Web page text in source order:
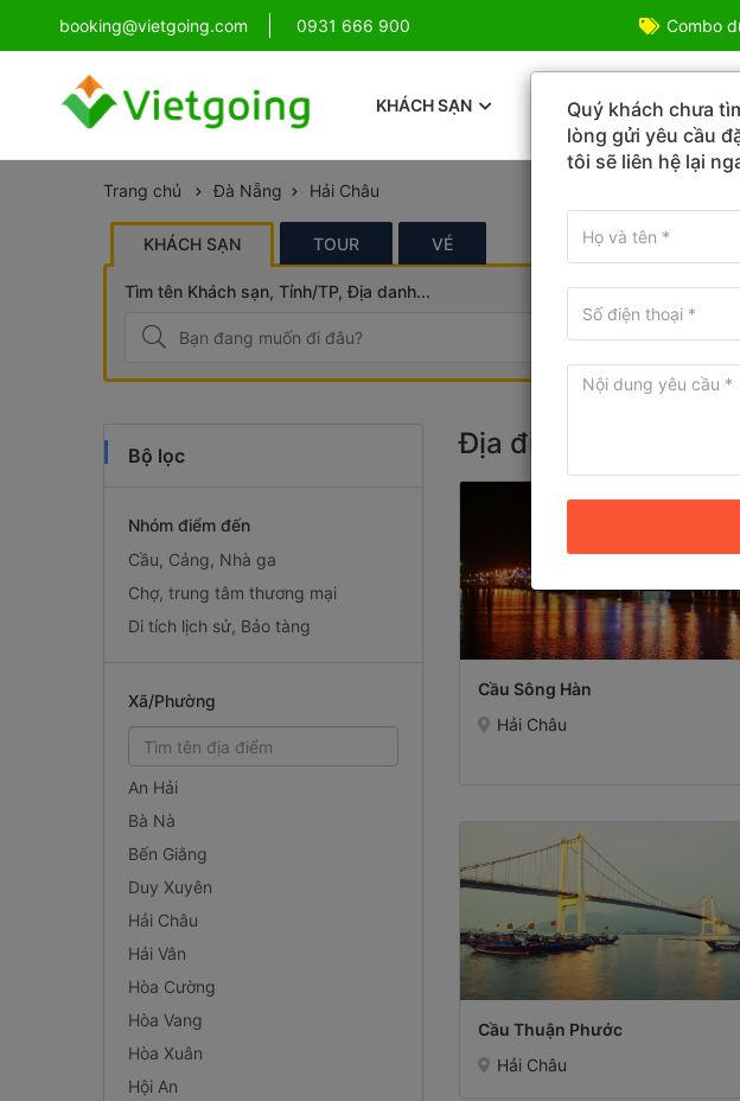
booking@vietgoing.com 0931 666 900
Combo Phú Quốc Giá Cực Sốc Combo
KHÁCH SẠN TOUR DU LỊCH
Trang chủ Đà Nẵng Hải Châu
KHÁCH SẠN TOUR VÉ
Tìm tên Khách sạn, Tỉnh/TP, Địa danh...
Bộ lọc
Nhóm điểm đến
Cầu, Cảng, Nhà ga
Chợ, trung tâm thương mại
Di tích lịch sử, Bảo tàng
Xã/Phường
An Hải
Bà Nà
Bến Giằng
Duy Xuyên
Hải Châu
Hải Vân
Hòa Cường
Hòa Vang
Hòa Xuân
Hội An
Địa điểm du lịch ở
Cầu Sông Hàn
Hải Châu
Cầu Thuận Phước
Hải Châu
Quý khách chưa
lòng gửi yêu cầu
tôi sẽ liên hệ lại